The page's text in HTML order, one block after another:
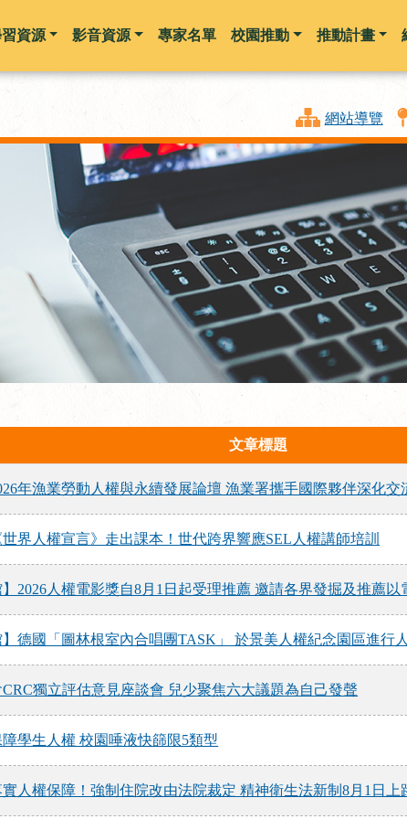
跳到主要內容
資源 影音資源 專家名單 校園推動 推動計畫
網站導覽
文章標題
年漁業勞動人權與永續發展論壇 漁業署攜手國際夥伴深化交
世界人權宣言》走出課本！世代跨界響應SEL人權講師培訓
】2026人權電影獎自8月1日起受理推薦 邀請各界發掘及推薦
】德國「圖林根室內合唱團TASK」 於景美人權紀念園區進行
CRC獨立評估意見座談會 兒少聚焦六大議題為自己發聲
障學生人權 校園唾液快篩限5類型
實人權保障！強制住院改由法院裁定 精神衛生法新制8月1日上